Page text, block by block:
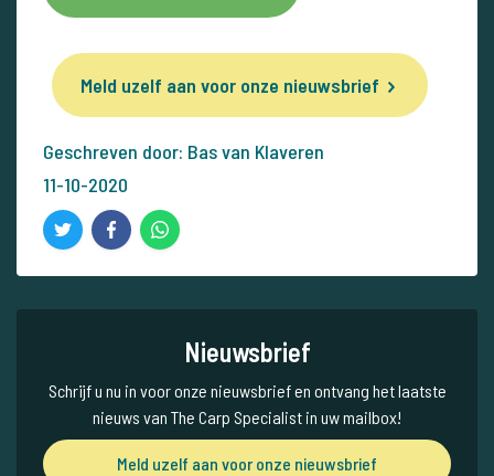
Meld uzelf aan voor onze nieuwsbrief
Geschreven door: Bas van Klaveren
11-10-2020
Nieuwsbrief
Schrijf u nu in voor onze nieuwsbrief en ontvang het laatste
nieuws van The Carp Specialist in uw mailbox!
Meld uzelf aan voor onze nieuwsbrief